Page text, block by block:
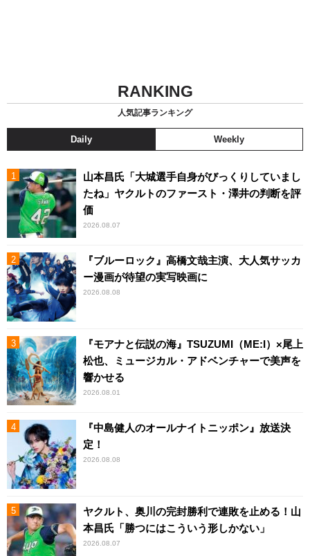
RANKING
人気記事ランキング
Daily Weekly
山本昌氏「大城選手自身がびっくりしていまし
たね」ヤクルトのファースト・澤井の判断を評
価
2026.08.07
『ブルーロック』高橋文哉主演、大人気サッカ
ー漫画が待望の実写映画に
2026.08.08
『モアナと伝説の海』TSUZUMI（ME:I）×尾上
松也、ミュージカル・アドベンチャーで美声を
響かせる
2026.08.01
『中島健人のオールナイトニッポン』放送決
定！
2026.08.08
ヤクルト、奥川の完封勝利で連敗を止める！山
本昌氏「勝つにはこういう形しかない」
2026.08.07